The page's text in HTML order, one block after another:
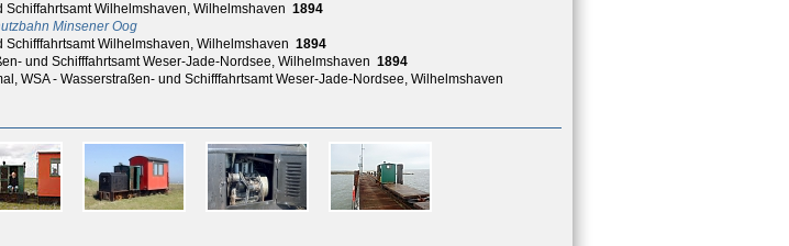
Schiffahrtsamt Wilhelmshaven, Wilhelmshaven 1894
Minsener Oog
Schifffahrtsamt Wilhelmshaven, Wilhelmshaven 1894
und Schifffahrtsamt Weser-Jade-Nordsee, Wilhelmshaven 1894
WSA - Wasserstraßen- und Schifffahrtsamt Weser-Jade-Nordsee, Wilhelmshaven